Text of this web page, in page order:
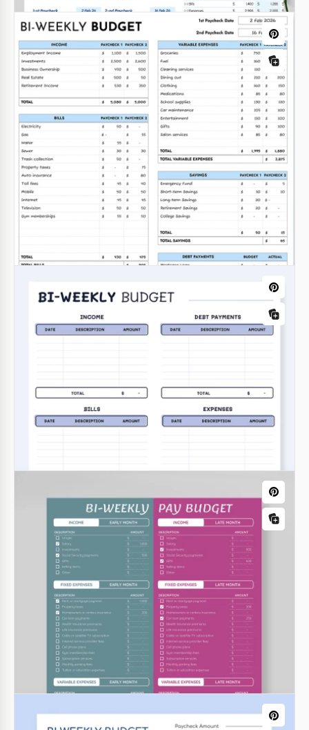
Plantilla de Presupuesto de Cheque de
Pago Quincenal
Google Sheets
Planificador de presupuesto quincenal
Sheets y Excel! ¡Esta hoja de cálculo editable es
perfecta para las personas que reciben un pago
bisemanal.